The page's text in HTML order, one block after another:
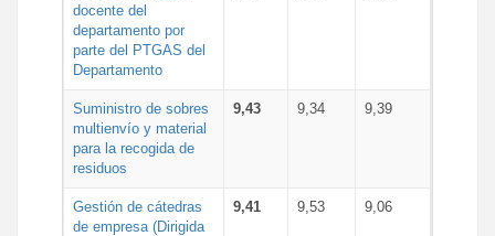
docente del
departamento por
parte del PTGAS del
Departamento
Suministro de sobres
multienvío y material
para la recogida de
residuos
9,43 9,34 9,39
Gestión de cátedras
de empresa (Dirigida
9,41 9,53 9,06